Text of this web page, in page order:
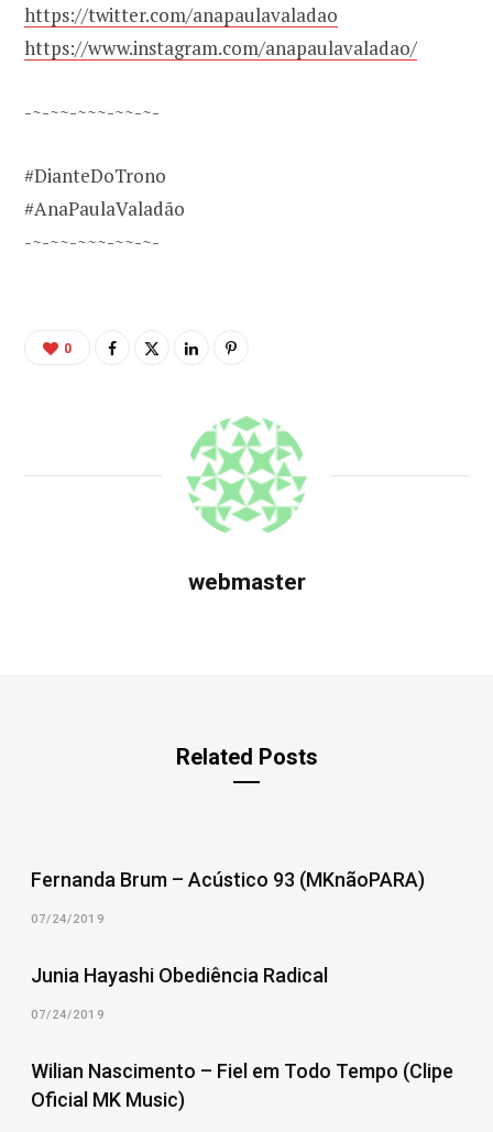
https://twitter.com/anapaulavaladao
https://www.instagram.com/anapaulavaladao/
-~-~~-~~~-~~-~-
#DianteDoTrono
#AnaPaulaValadão
-~-~~-~~~-~~-~-
0
webmaster
Related Posts
Fernanda Brum – Acústico 93 (MKnãoPARA)
07/24/2019
Junia Hayashi Obediência Radical
07/24/2019
Wilian Nascimento – Fiel em Todo Tempo (Clipe
Oficial MK Music)